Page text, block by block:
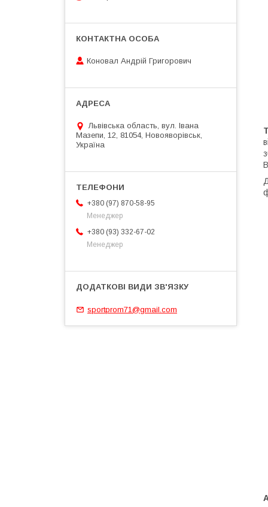
Коновал Андрій Григорович
Львівська область, вул. Івана
Мазепи, 12, 81054, Новояворівськ,
Україна
+380 (97) 870-58-95
Менеджер
+380 (93) 332-67-02
Менеджер
sportprom71@gmail.com